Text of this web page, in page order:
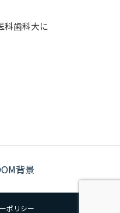
科歯科大に
背景
ポリシー